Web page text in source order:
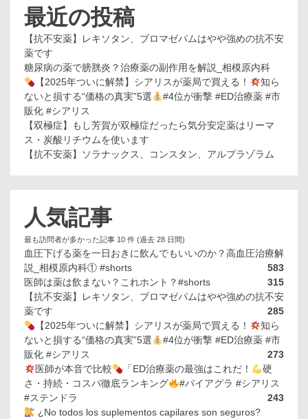
最近の投稿
【抗不安薬】レキソタン、ブロマゼパムはやや強めの抗不安
薬です
糖尿病の薬で膀胱炎？治療薬の副作用を解説_相模原内科
【2025年ついに解禁】シアリスが薬局で買える！
知ら
ないと損する“価格の真実”5選
#4位が衝撃 #ED治療薬 #市
販化 #シアリス
【双極症】もし芳賀が双極症だったら気分安定薬はリーマ
ス・炭酸リチウムを使います
【抗不安薬】ソラナックス、コンスタン、アルプラゾラム
人気記事
最も訪問者が多かった記事 10 件 (過去 28 日間)
血圧下げる薬を一日おきに飲んでもいいのか？高血圧治療解
説_相模原内科① #shorts
583
医師は薬は飲まない？これホント？#shorts
315
【抗不安薬】レキソタン、ブロマゼパムはやや強めの抗不安
薬です
285
【2025年ついに解禁】シアリスが薬局で買える！
知ら
ないと損する“価格の真実”5選
#4位が衝撃 #ED治療薬 #市
販化 #シアリス
273
医師が本音で比較
「ED治療薬の最強はこれだ！
硬
さ・持続・コスパ徹底ランキング
#バイアグラ #シアリス
#ステンドラ
243
¿No todos los suplementos capilares son seguros?